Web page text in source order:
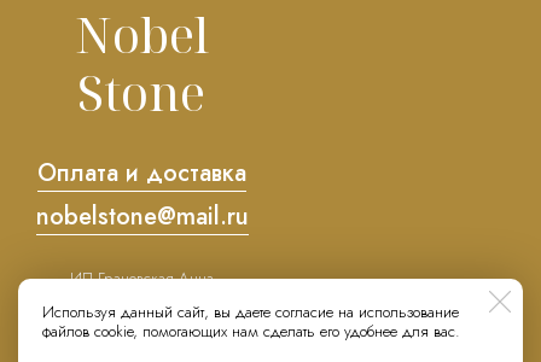
Используя данный сайт, вы даете согласие на использование
файлов cookie, помогающих нам сделать его удобнее для вас.
Nobel
Stone
Оплата и доставка
nobelstone@mail.ru
ИП Грановская Анна
ИНН 500302877306
ОГРНИП 323774600036921